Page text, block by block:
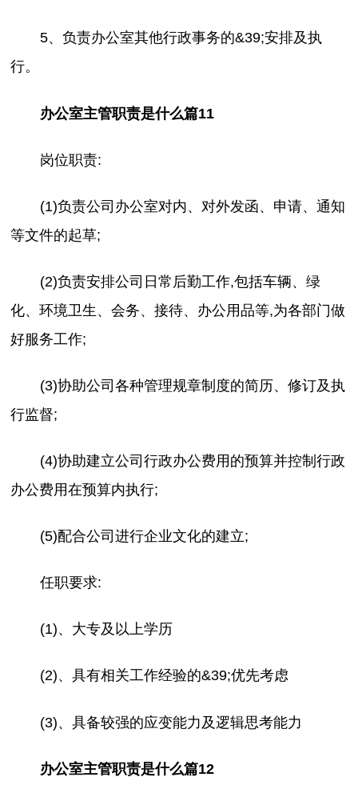
5、负责办公室其他行政事务的&39;安排及执
行。
办公室主管职责是什么篇11
岗位职责:
(1)负责公司办公室对内、对外发函、申请、通知
等文件的起草;
(2)负责安排公司日常后勤工作,包括车辆、绿
化、环境卫生、会务、接待、办公用品等,为各部门做
好服务工作;
(3)协助公司各种管理规章制度的简历、修订及执
行监督;
(4)协助建立公司行政办公费用的预算并控制行政
办公费用在预算内执行;
(5)配合公司进行企业文化的建立;
任职要求:
(1)、大专及以上学历
(2)、具有相关工作经验的&39;优先考虑
(3)、具备较强的应变能力及逻辑思考能力
办公室主管职责是什么篇12